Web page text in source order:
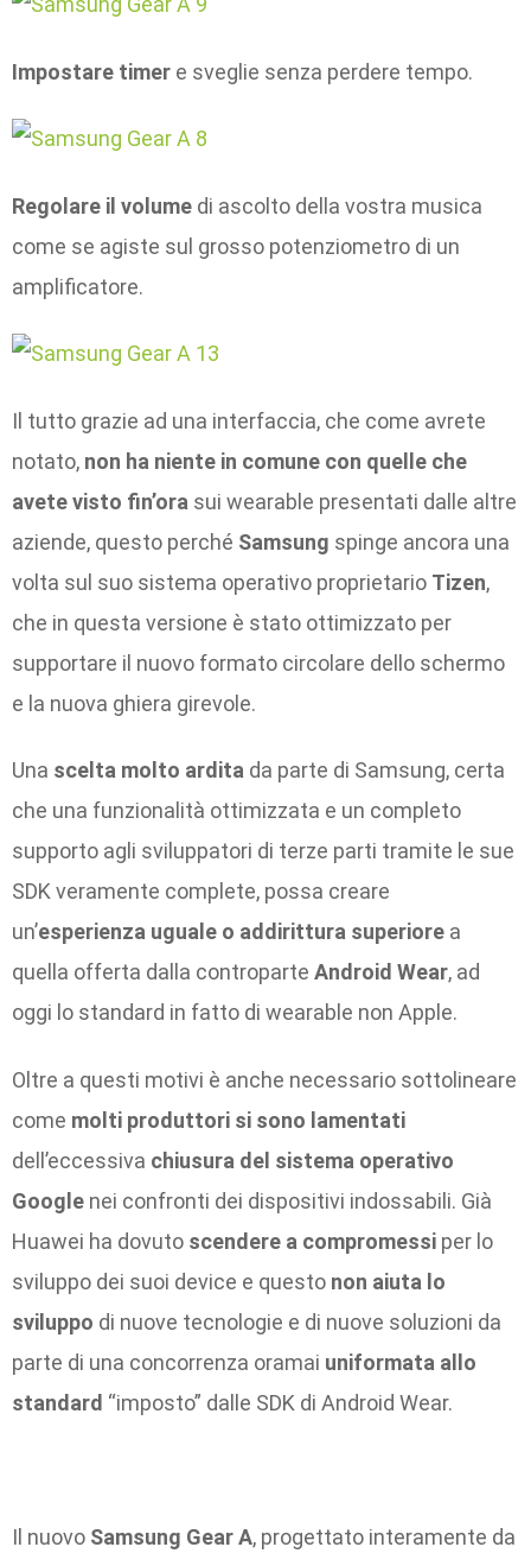
Impostare timer e sveglie senza perdere tempo.
Regolare il volume di ascolto della vostra musica
come se agiste sul grosso potenziometro di un
amplificatore.
Il tutto grazie ad una interfaccia, che come avrete
notato, non ha niente in comune con quelle che
avete visto fin’ora sui wearable presentati dalle altre
aziende, questo perché Samsung spinge ancora una
volta sul suo sistema operativo proprietario Tizen,
che in questa versione è stato ottimizzato per
supportare il nuovo formato circolare dello schermo
e la nuova ghiera girevole.
Una scelta molto ardita da parte di Samsung, certa
che una funzionalità ottimizzata e un completo
supporto agli sviluppatori di terze parti tramite le sue
SDK veramente complete, possa creare
un’esperienza uguale o addirittura superiore a
quella offerta dalla controparte Android Wear, ad
oggi lo standard in fatto di wearable non Apple.
Oltre a questi motivi è anche necessario sottolineare
come molti produttori si sono lamentati
dell’eccessiva chiusura del sistema operativo
Google nei confronti dei dispositivi indossabili. Già
Huawei ha dovuto scendere a compromessi per lo
sviluppo dei suoi device e questo non aiuta lo
sviluppo di nuove tecnologie e di nuove soluzioni da
parte di una concorrenza oramai uniformata allo
standard “imposto” dalle SDK di Android Wear.
Il nuovo Samsung Gear A, progettato interamente da